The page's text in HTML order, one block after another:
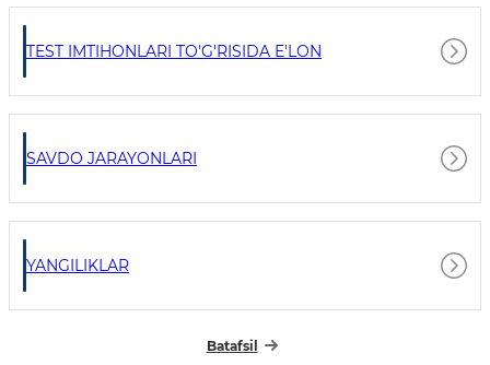
TEST IMTIHONLARI TO'G'RISIDA E'LON
SAVDO JARAYONLARI
YANGILIKLAR
Batafsil